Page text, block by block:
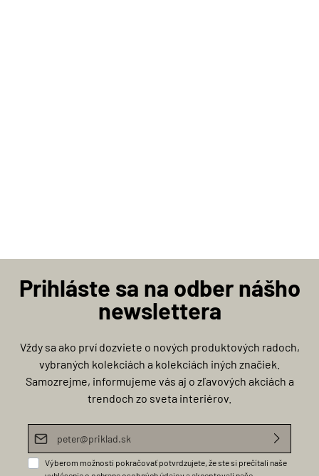
Prihláste sa na odber nášho
newslettera
Vždy sa ako prví dozviete o nových produktových radoch,
vybraných kolekciách a kolekciách iných značiek.
Samozrejme, informujeme vás aj o zľavových akciách a
trendoch zo sveta interiérov.
E-mailová adresa*
Výberom možnosti pokračovať potvrdzujete, že ste si prečítali naše